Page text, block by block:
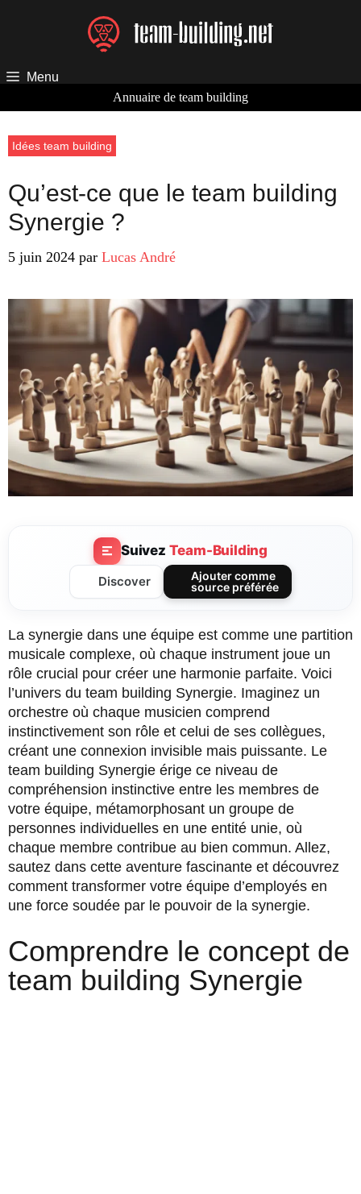
Menu
Annuaire de team building
Idées team building
Qu’est-ce que le team building
Synergie ?
5 juin 2024 par Lucas André
Suivez Team-Building
Discover
Ajouter comme
source préférée
La synergie dans une équipe est comme une partition
musicale complexe, où chaque instrument joue un
rôle crucial pour créer une harmonie parfaite. Voici
l’univers du team building Synergie. Imaginez un
orchestre où chaque musicien comprend
instinctivement son rôle et celui de ses collègues,
créant une connexion invisible mais puissante. Le
team building Synergie érige ce niveau de
compréhension instinctive entre les membres de
votre équipe, métamorphosant un groupe de
personnes individuelles en une entité unie, où
chaque membre contribue au bien commun. Allez,
sautez dans cette aventure fascinante et découvrez
comment transformer votre équipe d’employés en
une force soudée par le pouvoir de la synergie.
Comprendre le concept de
team building Synergie